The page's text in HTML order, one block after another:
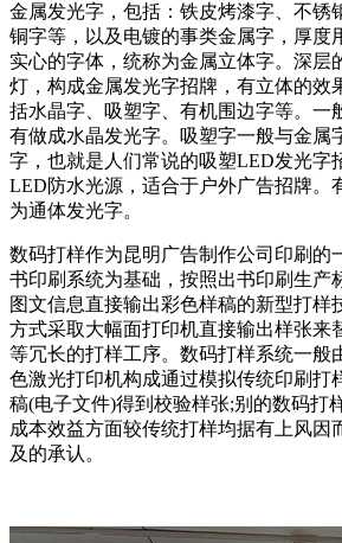
金属发光字，包括：铁皮烤漆字、不锈
铜字等，以及电镀的事类金属字，厚度
实心的字体，统称为金属立体字。深层
灯，构成金属发光字招牌，有立体的效
括水晶字、吸塑字、有机围边字等。一
有做成水晶发光字。吸塑字一般与金属
字，也就是人们常说的吸塑LED发光字
LED防水光源，适合于户外广告招牌。
为通体发光字。
数码打样作为昆明广告制作公司印刷的
书印刷系统为基础，按照出书印刷生产
图文信息直接输出彩色样稿的新型打样
方式采取大幅面打印机直接输出样张来
等冗长的打样工序。数码打样系统一般
色激光打印机构成通过模拟传统印刷打
稿(电子文件)得到校验样张;别的数码打
成本效益方面较传统打样均据有上风因
及的承认。